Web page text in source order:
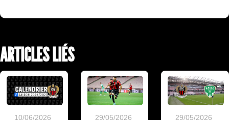
ARTICLES LIÉS
10/06/2026
29/05/2026
29/05/2026